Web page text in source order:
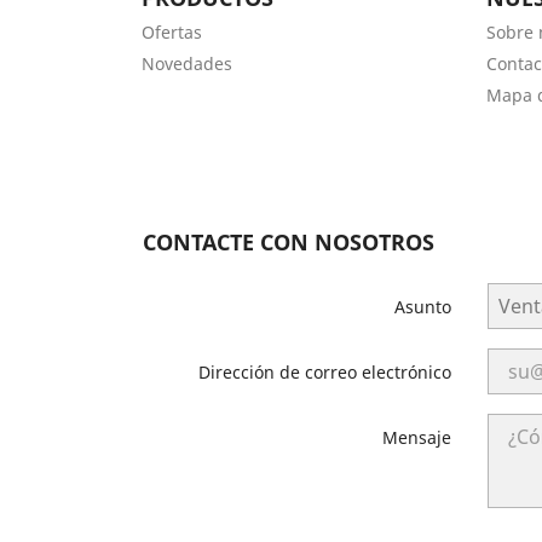
Ofertas
Novedades
Sobre
Mapa
CONTACTE CON NOSOTROS
Asunto
Dirección de correo electrónico
Mensaje